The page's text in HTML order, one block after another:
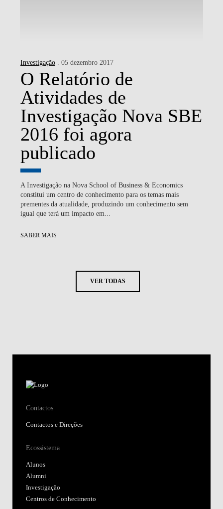
Investigação . 05 dezembro 2017
O Relatório de
Atividades de
Investigação Nova SBE
2016 foi agora
publicado
A Investigação na Nova School of Business & Economics
constitui um centro de conhecimento para os temas mais
prementes da atualidade, produzindo um conhecimento sem
igual que terá um impacto em...
SABER MAIS
VER TODAS
Contactos
Contactos e Direções
Ecossistema
Alunos
Alumni
Investigação
Centros de Conhecimento